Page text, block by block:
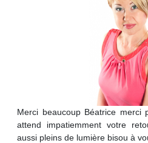
Merci beaucoup Béatrice merci
attend impatiemment votre
aussi pleins de lumière bisou à